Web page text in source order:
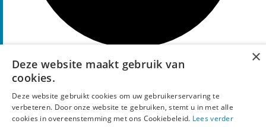
Pak deze korting
1+1 gratis
kortingscode
×
Deze website maakt gebruik van
cookies.
Deze website gebruikt cookies om uw gebruikerservaring te
verbeteren. Door onze website te gebruiken, stemt u in met alle
cookies in overeenstemming met ons Cookiebeleid. Lees verder